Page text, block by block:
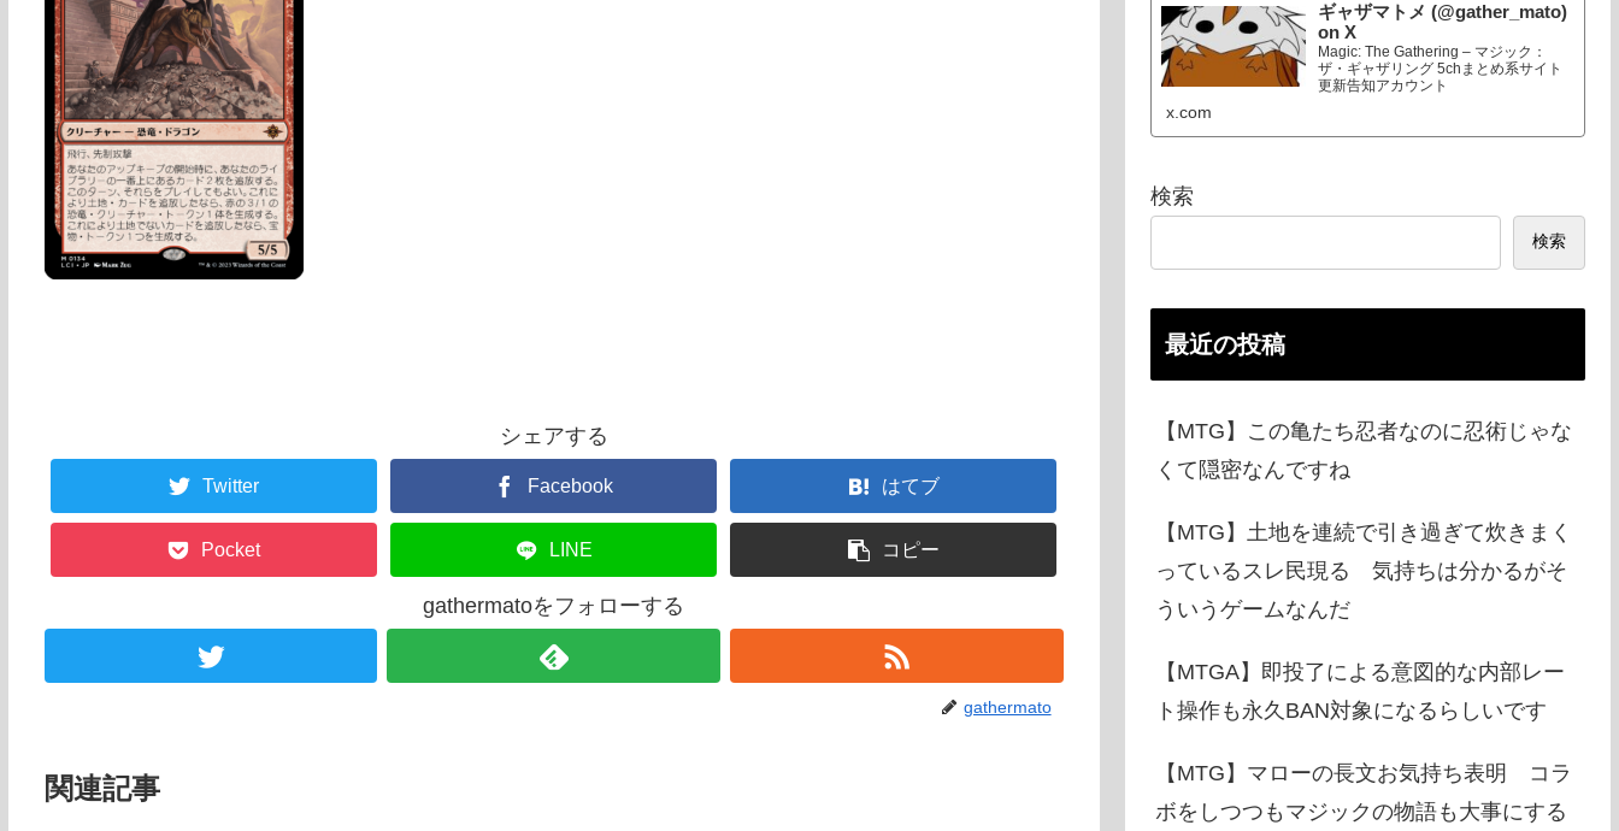
シェアする
Twitter Facebook はてブ
Pocket LINE コピー
gathermatoをフォローする
gathermato
関連記事
ギャザマトメ (@gather_mato)
on X
Magic: The Gathering – マジック：
ザ・ギャザリング 5chまとめ系サイト
更新告知アカウント
x.com
検索
検索
最近の投稿
【MTG】この亀たち忍者なのに忍術じゃな
くて隠密なんですね
【MTG】土地を連続で引き過ぎて炊きまく
っているスレ民現る 気持ちは分かるがそ
ういうゲームなんだ
【MTGA】即投了による意図的な内部レー
ト操作も永久BAN対象になるらしいです
【MTG】マローの長文お気持ち表明 コラ
ボをしつつもマジックの物語も大事にする